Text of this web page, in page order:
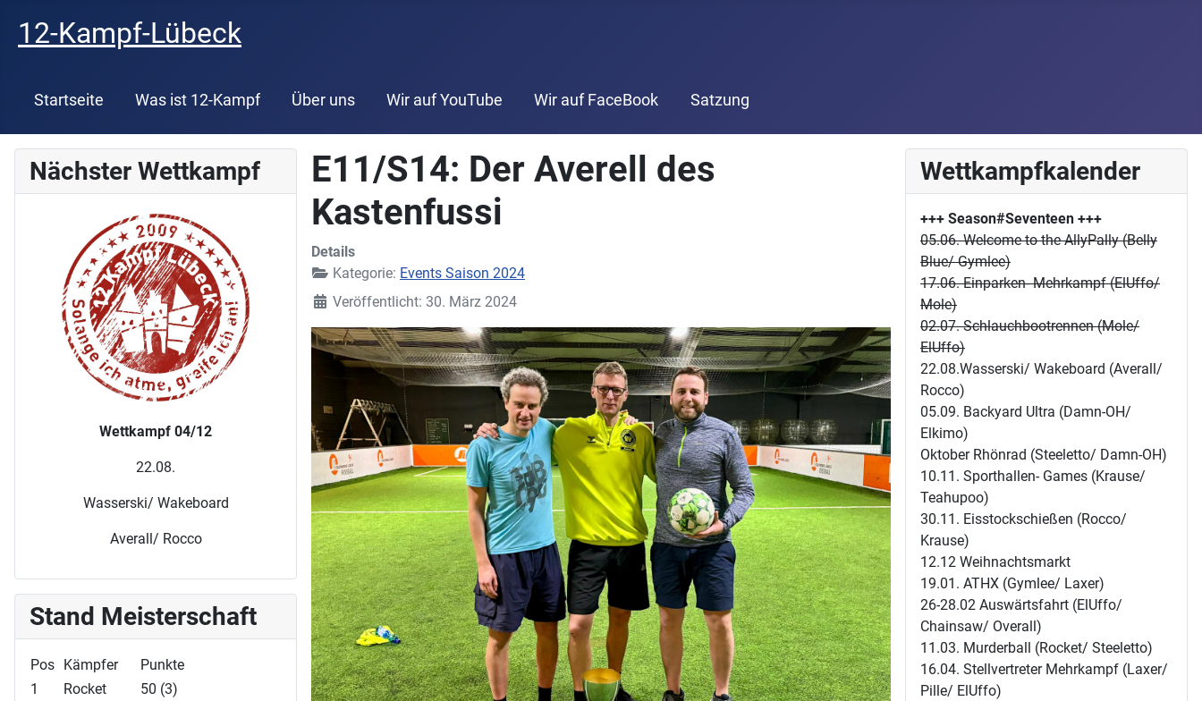
12-Kampf-Lübeck
Startseite Was ist 12-Kampf Über uns Wir auf YouTube Wir auf FaceBook Satzung
Nächster Wettkampf
Wettkampf 04/12
22.08.
Wasserski/ Wakeboard
Averall/ Rocco
Stand Meisterschaft
Pos Kämpfer
Punkte
1
Rocket
50 (3)
E11/S14: Der Averell des
Kastenfussi
Details
Kategorie: Events Saison 2024
Veröffentlicht: 30. März 2024
Wettkampfkalender
+++ Season#Seventeen +++
05.06. Welcome to the AllyPally (Belly
Blue/ Gymlee)
17.06. Einparken- Mehrkampf (ElUffo/
Mole)
02.07. Schlauchbootrennen (Mole/
ElUffo)
22.08.Wasserski/ Wakeboard (Averall/
Rocco)
05.09. Backyard Ultra (Damn-OH/
Elkimo)
Oktober Rhönrad (Steeletto/ Damn-OH)
10.11. Sporthallen- Games (Krause/
Teahupoo)
30.11. Eisstockschießen (Rocco/
Krause)
12.12 Weihnachtsmarkt
19.01. ATHX (Gymlee/ Laxer)
26-28.02 Auswärtsfahrt (ElUffo/
Chainsaw/ Overall)
11.03. Murderball (Rocket/ Steeletto)
16.04. Stellvertreter Mehrkampf (Laxer/
Pille/ ElUffo)